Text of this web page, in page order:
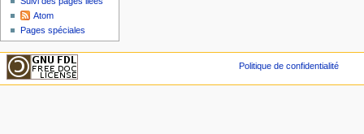
Atom
Pages spéciales
Politique de confidentialité